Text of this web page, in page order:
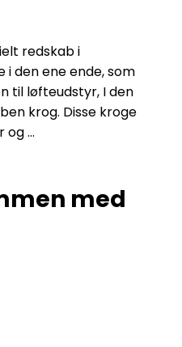
redskab i
i den ene ende, som
til løfteudstyr, I den
krog. Disse kroge
...
med